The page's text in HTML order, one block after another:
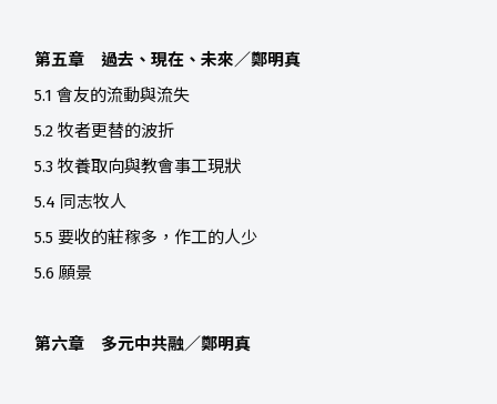
第五章 過去、現在、未來／鄭明真
5.1 會友的流動與流失
5.2 牧者更替的波折
5.3 牧養取向與教會事工現狀
5.4 同志牧人
5.5 要收的莊稼多，作工的人少
5.6 願景
第六章 多元中共融／鄭明真